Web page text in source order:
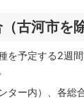
古河市を
を予定する2週
ター内）、各総